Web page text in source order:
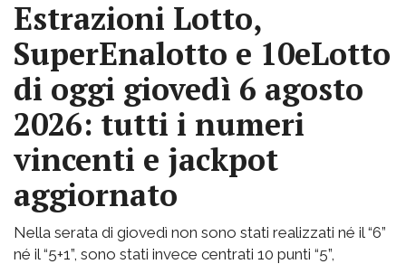
Estrazioni Lotto,
SuperEnalotto e 10eLotto
di oggi giovedì 6 agosto
2026: tutti i numeri
vincenti e jackpot
aggiornato
Nella serata di giovedì non sono stati realizzati né il “6”
né il “5+1”, sono stati invece centrati 10 punti “5”,